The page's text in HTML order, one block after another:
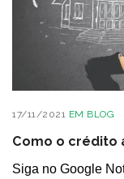
17/11/2021 EM BLOG
Como o crédito
Siga no Google